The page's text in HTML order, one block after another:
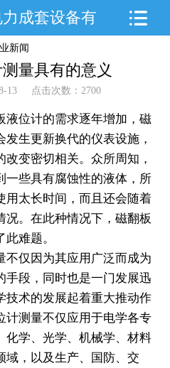
成套设备有
司
新闻
量具有的意义
13 点击次数：2700
位计的需求逐年增加，磁
生更新换代的仪表设施，
变密切相关。众所周知，
一些具有腐蚀性的液体，所
用太长时间，而且还会随着
况。在此种情况下，磁翻板
难题。
仅因为其应用广泛而成为
手段，同时也是一门发展迅
技术的发展起着重大推动作
计测量不仅应用于电学各专
化学、光学、机械学、材料
域，以及生产、国防、交